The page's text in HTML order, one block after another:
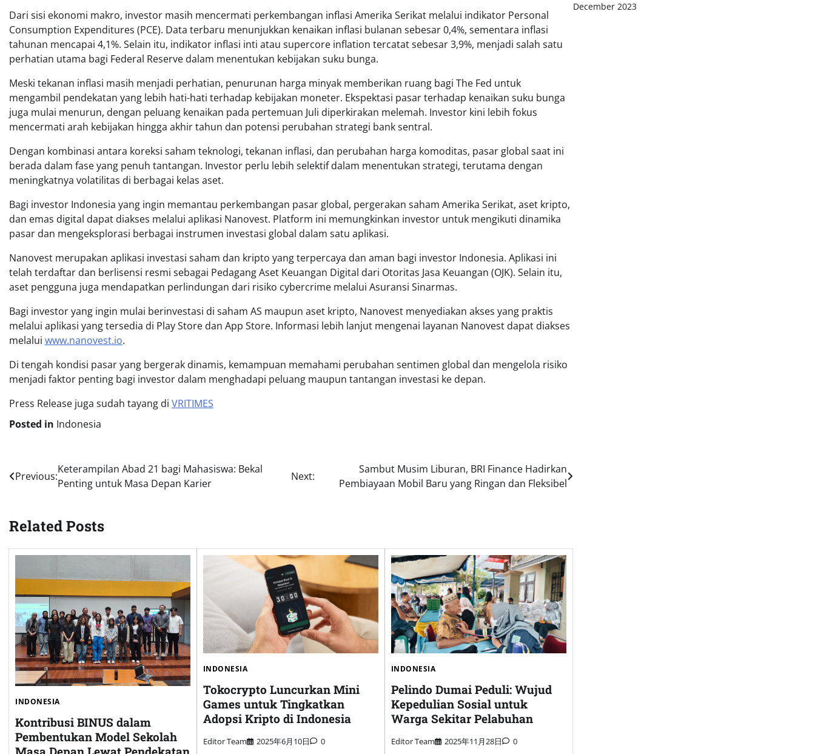
Dari sisi ekonomi makro, investor masih mencermati perkembangan inflasi Amerika Serikat melalui indikator Personal
Consumption Expenditures (PCE). Data terbaru menunjukkan kenaikan inflasi bulanan sebesar 0,4%, sementara inflasi
tahunan mencapai 4,1%. Selain itu, indikator inflasi inti atau supercore inflation tercatat sebesar 3,9%, menjadi salah satu
perhatian utama bagi Federal Reserve dalam menentukan kebijakan suku bunga.
Meski tekanan inflasi masih menjadi perhatian, penurunan harga minyak memberikan ruang bagi The Fed untuk
mengambil pendekatan yang lebih hati-hati terhadap kebijakan moneter. Ekspektasi pasar terhadap kenaikan suku bunga
juga mulai menurun, dengan peluang kenaikan pada pertemuan Juli diperkirakan melemah. Investor kini lebih fokus
mencermati arah kebijakan hingga akhir tahun dan potensi perubahan strategi bank sentral.
Dengan kombinasi antara koreksi saham teknologi, tekanan inflasi, dan perubahan harga komoditas, pasar global saat ini
berada dalam fase yang penuh tantangan. Investor perlu lebih selektif dalam menentukan strategi, terutama dengan
meningkatnya volatilitas di berbagai kelas aset.
Bagi investor Indonesia yang ingin memantau perkembangan pasar global, pergerakan saham Amerika Serikat, aset kripto,
dan emas digital dapat diakses melalui aplikasi Nanovest. Platform ini memungkinkan investor untuk mengikuti dinamika
pasar dan mengeksplorasi berbagai instrumen investasi global dalam satu aplikasi.
Nanovest merupakan aplikasi investasi saham dan kripto yang terpercaya dan aman bagi investor Indonesia. Aplikasi ini
telah terdaftar dan berlisensi resmi sebagai Pedagang Aset Keuangan Digital dari Otoritas Jasa Keuangan (OJK). Selain itu,
aset pengguna juga mendapatkan perlindungan dari risiko cybercrime melalui Asuransi Sinarmas.
Bagi investor yang ingin mulai berinvestasi di saham AS maupun aset kripto, Nanovest menyediakan akses yang praktis
melalui aplikasi yang tersedia di Play Store dan App Store. Informasi lebih lanjut mengenai layanan Nanovest dapat diakses
melalui www.nanovest.io.
Di tengah kondisi pasar yang bergerak dinamis, kemampuan memahami perubahan sentimen global dan mengelola risiko
menjadi faktor penting bagi investor dalam menghadapi peluang maupun tantangan investasi ke depan.
Press Release juga sudah tayang di VRITIMES
Posted in Indonesia
Post
navigation
Previous:
Keterampilan Abad 21 bagi Mahasiswa: Bekal
Penting untuk Masa Depan Karier
Next:
Sambut Musim Liburan, BRI Finance Hadirkan
Pembiayaan Mobil Baru yang Ringan dan Fleksibel
Related Posts
INDONESIA
Kontribusi BINUS dalam
Pembentukan Model Sekolah
INDONESIA
Tokocrypto Luncurkan Mini
Games untuk Tingkatkan
Adopsi Kripto di Indonesia
Editor Team 2025年6月10日 0
INDONESIA
Pelindo Dumai Peduli: Wujud
Kepedulian Sosial untuk
Warga Sekitar Pelabuhan
Editor Team 2025年11月28日 0
December 2023